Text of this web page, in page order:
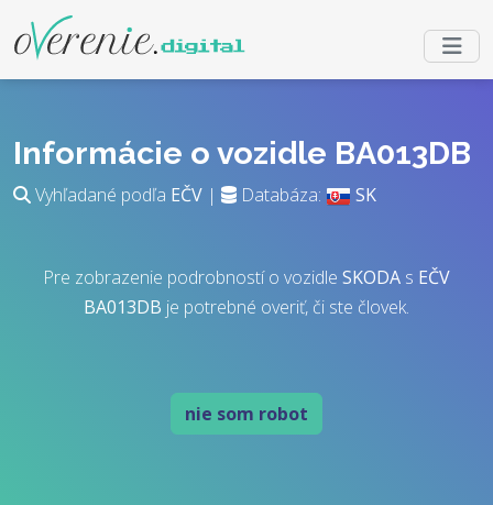
Informácie o vozidle BA013DB
Vyhľadané podľa EČV | Databáza: SK
Pre zobrazenie podrobností o vozidle SKODA s EČV
BA013DB je potrebné overiť, či ste človek.
nie som robot